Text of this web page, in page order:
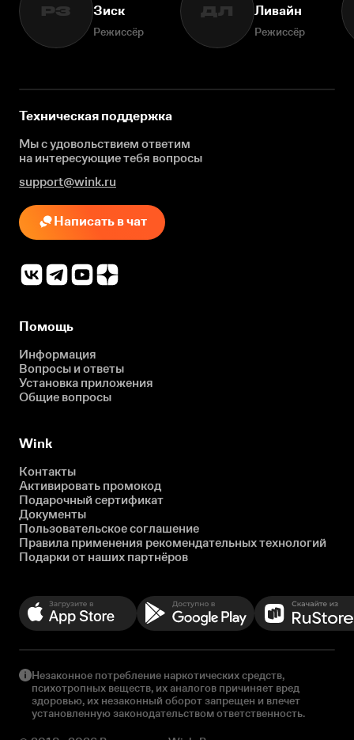
РЗ
Зиск
Режиссёр
ДЛ
Ливайн
Режиссёр
Техническая поддержка
Мы с удовольствием ответим
на интересующиетебя вопросы
support@wink.ru
Написать в чат
Помощь
Информация
Вопросы и ответы
Установка приложения
Общие вопросы
Wink
Контакты
Активировать промокод
Подарочный сертификат
Документы
Пользовательское соглашение
Правила применения рекомендательных технологий
Подарки от наших партнёров
Незаконное потребление наркотических средств,
психотропных веществ, их аналогов причиняет вред
здоровью, их незаконный оборот запрещен и влечет
установленную законодательством ответственность.